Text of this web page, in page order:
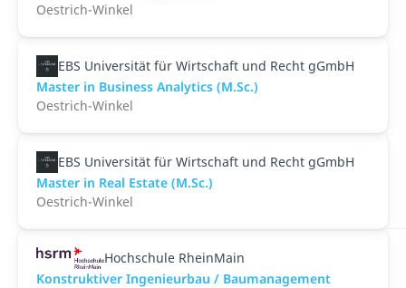
Oestrich-Winkel
EBS Universität für Wirtschaft und Recht gGmbH
Master in Business Analytics (M.Sc.)
Oestrich-Winkel
EBS Universität für Wirtschaft und Recht gGmbH
Master in Real Estate (M.Sc.)
Oestrich-Winkel
Hochschule RheinMain
Konstruktiver Ingenieurbau / Baumanagement